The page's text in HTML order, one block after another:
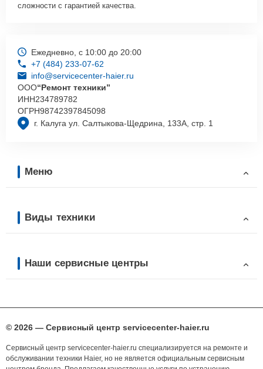
сложности с гарантией качества.
г. Калуга ул. Салтыкова-Щедрина, 133А, стр. 1
Ежедневно, с 10:00 до 20:00
+7 (484) 233-07-62
info@servicecenter-haier.ru
ООО“Ремонт техники”
ИНН234789782
ОГРН98742397845098
Меню
Виды техники
Наши сервисные центры
© 2026 — Сервисный центр servicecenter-haier.ru
Сервисный центр servicecenter-haier.ru специализируется на ремонте и
обслуживании техники Haier, но не является официальным сервисным